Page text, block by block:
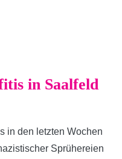
in Saalfeld
in den letzten Wochen
Sprühereien